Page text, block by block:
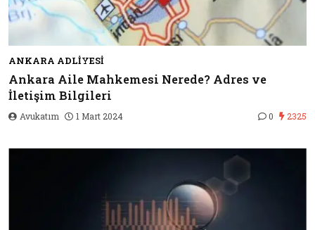
ANKARA ADLIYESI
Ankara Aile Mahkemesi Nerede? Adres ve
İletişim Bilgileri
Avukatım 1 Mart 2024 0 2325